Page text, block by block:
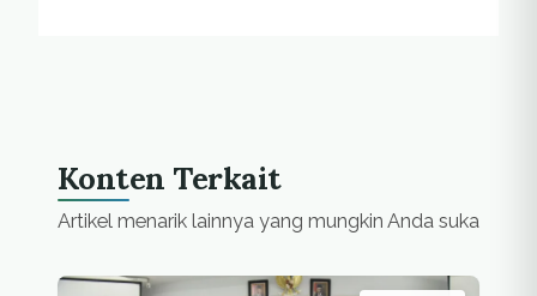
Konten Terkait
Artikel menarik lainnya yang mungkin Anda suka